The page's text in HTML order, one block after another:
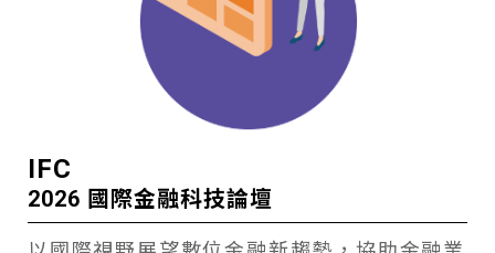
IFC
2026 國際金融科技論壇